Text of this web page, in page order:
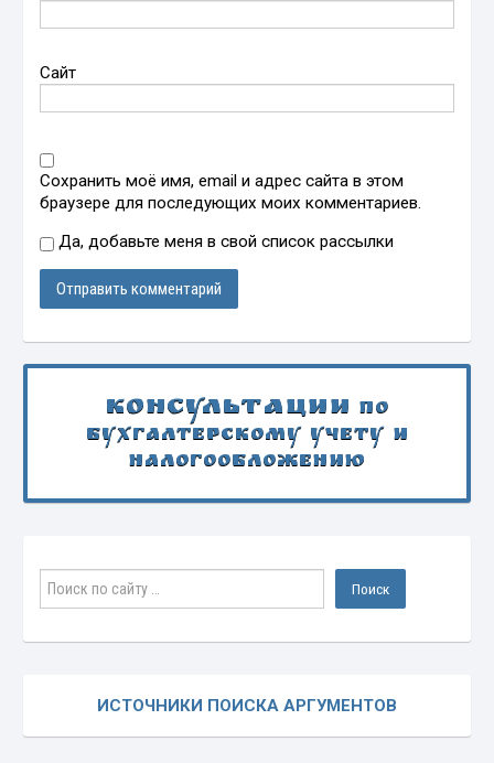
Сайт
Сохранить моё имя, email и адрес сайта в этом
браузере для последующих моих комментариев.
Да, добавьте меня в свой список рассылки
Консультации по
бухгалтерскому учету и
налогообложению
ИСТОЧНИКИ ПОИСКА АРГУМЕНТОВ